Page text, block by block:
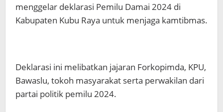
menggelar deklarasi Pemilu Damai 2024 di
Kabupaten Kubu Raya untuk menjaga kamtibmas.
Deklarasi ini melibatkan jajaran Forkopimda, KPU,
Bawaslu, tokoh masyarakat serta perwakilan dari
partai politik pemilu 2024.